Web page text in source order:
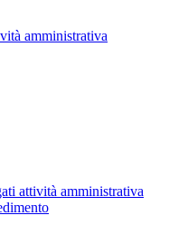
amministrativa
attività amministrativa